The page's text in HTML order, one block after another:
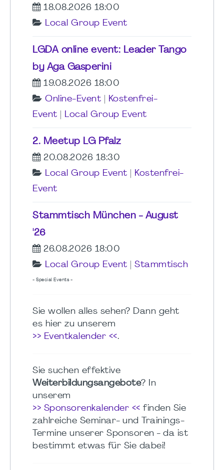
18.08.2026 18:00
Local Group Event
LGDA online event: Leader Tango
by Aga Gasperini
19.08.2026 18:00
Online-Event
Kostenfrei-
Event
Local Group Event
2. Meetup LG Pfalz
20.08.2026 18:30
Local Group Event
Kostenfrei-
Event
Stammtisch München - August
'26
26.08.2026 18:00
Local Group Event
Stammtisch
- Special Events -
Sie wollen alles sehen? Dann geht
es hier zu unserem
>> Eventkalender <<.
Sie suchen effektive
Weiterbildungsangebote? In
unserem
>> Sponsorenkalender << finden Sie
zahlreiche Seminar- und Trainings-
Termine unserer Sponsoren - da ist
bestimmt etwas für Sie dabei!